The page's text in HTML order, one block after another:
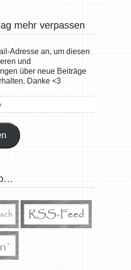
mehr verpassen
Adresse an, um diesen
und
über neue Beiträge
Danke <3